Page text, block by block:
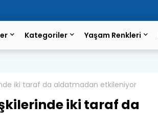
Kategoriler Yaşam Renkleri
iki taraf da aldatmadan etkileniyor
iki taraf da